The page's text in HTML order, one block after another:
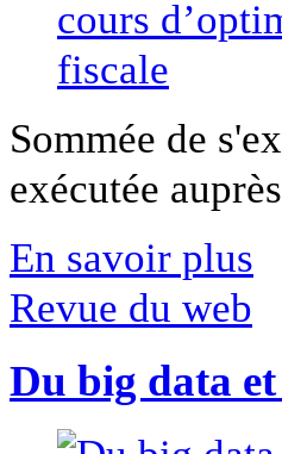
Sommée de
exécutée
En savoir plus
Revue du web
Du big data